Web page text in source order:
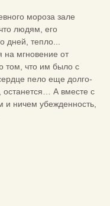
мороза зале
людям, его
дней, тепло...
мгновение от
том, что им было с
пело еще долго-
останется… А вместе с
и ничем убежденность,